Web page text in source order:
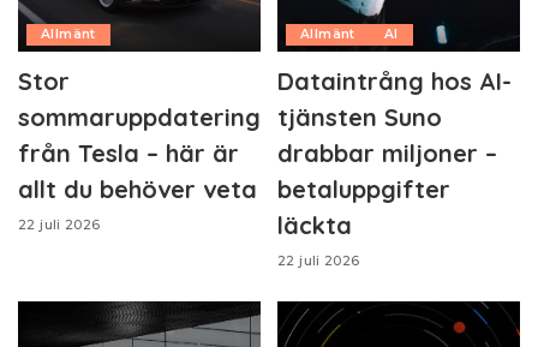
Allmänt
Stor
sommaruppdatering
från Tesla – här är
allt du behöver veta
22 juli 2026
Allmänt AI
Dataintrång hos AI-
tjänsten Suno
drabbar miljoner –
betaluppgifter
läckta
22 juli 2026